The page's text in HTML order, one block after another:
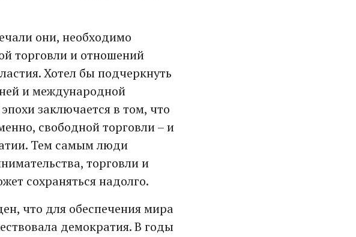
они, необходимо
торговли и отношений
Хотел бы подчеркнуть
и международной
заключается в том, что
свободной торговли – и
Тем самым люди
торговли и
сохраняться надолго.
что для обеспечения мира
демократия. В годы